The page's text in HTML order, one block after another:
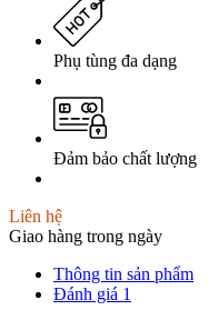
Phụ tùng đa dạng
Đảm bảo chất lượng
Liên hệ
Giao hàng trong ngày
Thông tin sản phẩm
Đánh giá 1